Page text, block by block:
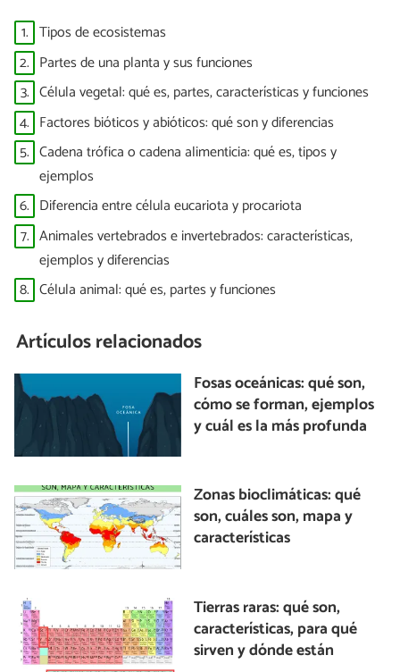
1. Tipos de ecosistemas
2. Partes de una planta y sus funciones
3. Célula vegetal: qué es, partes, características y funciones
4. Factores bióticos y abióticos: qué son y diferencias
5. Cadena trófica o cadena alimenticia: qué es, tipos y
ejemplos
6. Diferencia entre célula eucariota y procariota
7. Animales vertebrados e invertebrados: características,
ejemplos y diferencias
8. Célula animal: qué es, partes y funciones
Artículos relacionados
Fosas oceánicas: qué son,
cómo se forman, ejemplos
y cuál es la más profunda
Zonas bioclimáticas: qué
son, cuáles son, mapa y
características
Tierras raras: qué son,
características, para qué
sirven y dónde están